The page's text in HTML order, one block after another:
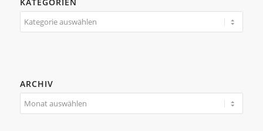
Kategorien
ARCHIV